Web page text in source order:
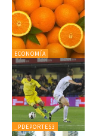
ECONOMÍA
_PDEPORTES3